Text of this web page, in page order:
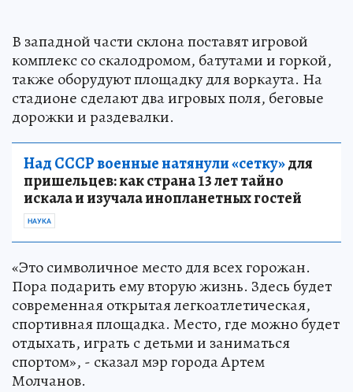
В западной части склона поставят игровой
комплекс со скалодромом, батутами и горкой,
также оборудуют площадку для воркаута. На
стадионе сделают два игровых поля, беговые
дорожки и раздевалки.
Над СССР военные натянули «сетку»для
пришельцев: как страна 13 лет тайно
искала и изучала инопланетных гостей
НАУКА
«Это символичное место для всех горожан.
Пора подарить ему вторую жизнь. Здесь будет
современная открытая легкоатлетическая,
спортивная площадка. Место, где можно будет
отдыхать, играть с детьми и заниматься
спортом», - сказал мэр города Артем
Молчанов.